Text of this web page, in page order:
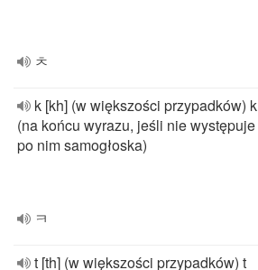
ㅊ
k [kh] (w większości przypadków) k
(na końcu wyrazu, jeśli nie występuje
po nim samogłoska)
ㅋ
t [th] (w większości przypadków) t